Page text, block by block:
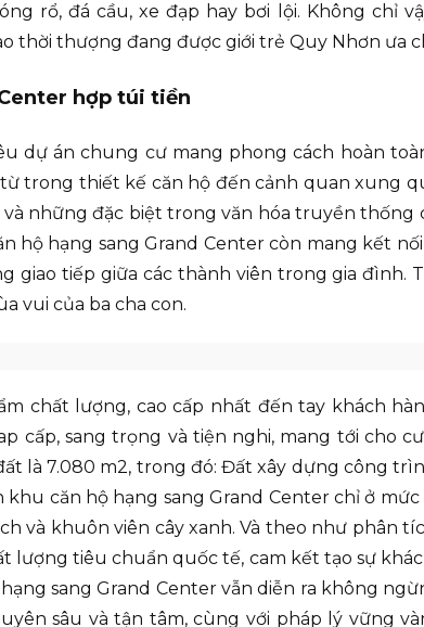
rổ, đá cầu, xe đạp hay bơi lội. Không chỉ
thời thượng đang được giới trẻ Quy Nhơn ưa
hợp túi tiền
dự án chung cư mang phong cách hoàn
từ trong thiết kế căn hộ đến cảnh quan xung
những đặc biệt trong văn hóa truyền
hộ hạng sang Grand Center còn mang kết
tiếp giữa các thành viên trong gia đình.
vui của ba cha con.
chất lượng, cao cấp nhất đến tay khách
cấp, sang trọng và tiện nghi, mang tới cho
là 7.080 m2, trong đó: Đất xây dựng công
căn hộ hạng sang Grand Center chỉ ở mức
và khuôn viên cây xanh. Và theo như phân
lượng tiêu chuẩn quốc tế, cam kết tạo sự
sang Grand Center vẫn diễn ra không
sâu và tận tâm, cùng với pháp lý vững